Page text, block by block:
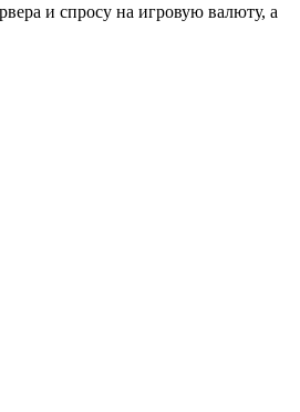
и спросу на игровую валюту, а